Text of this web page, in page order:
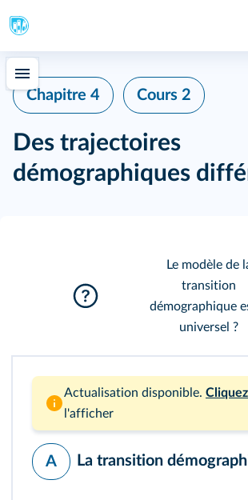
Chapitre 4 Cours 2
Des trajectoires
démographiques
Le modèle de
transition
démographique
universel ?
Actualisation disponible.
l'afficher
A La transition